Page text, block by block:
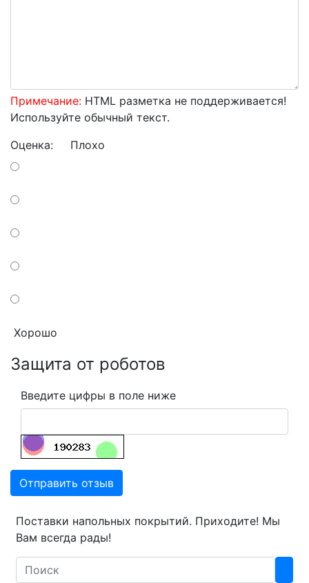
Примечание: HTML разметка не поддерживается!
Используйте обычный текст.
Оценка: Плохо
Хорошо
Защита от роботов
Введите цифры в поле ниже
Отправить отзыв
Поставки напольных покрытий. Приходите! Мы
Вам всегда рады!
Search